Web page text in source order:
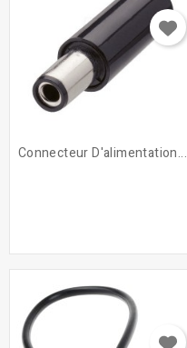
Connecteur D'alimentation...